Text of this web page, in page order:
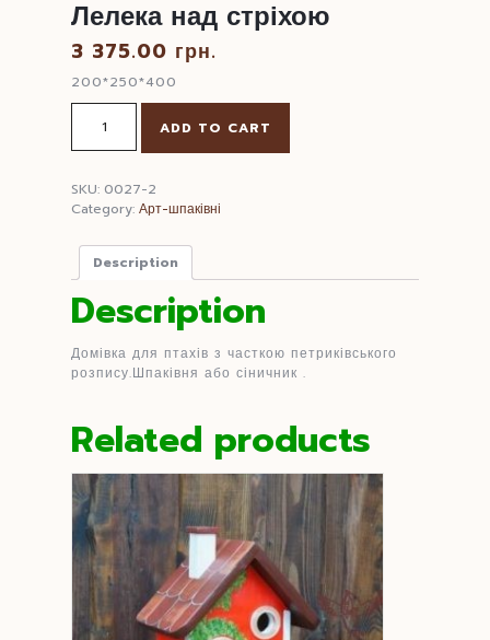
Лелека над стріхою
3 375.00 грн.
200*250*400
стріхою
ADD TO CART
SKU: 0027-2
Category: Арт-шпаківні
Description
Description
Домівка для птахів з часткою петриківського
розпису.Шпаківня або сіничник .
Related products